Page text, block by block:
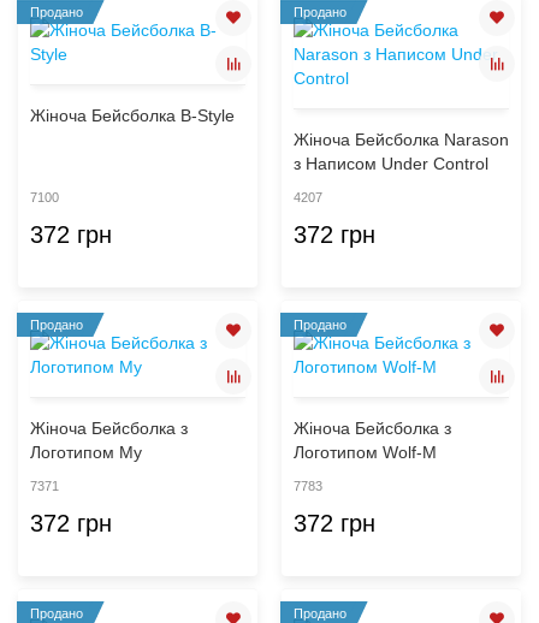
Продано
Жіноча Бейсболка B-Style
7100
372 грн
Продано
Жіноча Бейсболка Narason
з Написом Under Control
4207
372 грн
Продано
Жіноча Бейсболка з
Логотипом My
7371
372 грн
Продано
Жіноча Бейсболка з
Логотипом Wolf-M
7783
372 грн
Продано Продано